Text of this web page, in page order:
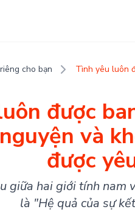
cho bạn Tình yêu luôn
được
và
được
giữa hai giới tính nam
là "Hệ quả của sự